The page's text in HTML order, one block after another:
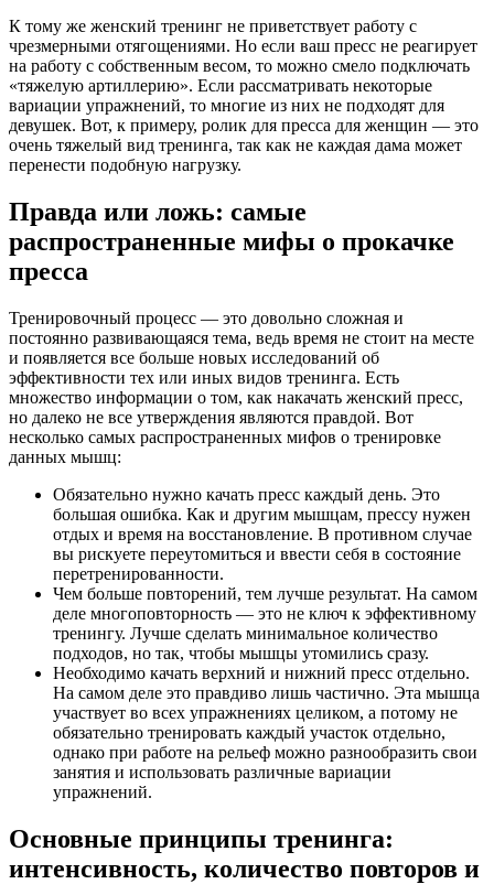
К тому же женский тренинг не приветствует работу с
чрезмерными отягощениями. Но если ваш пресс не реагирует
на работу с собственным весом, то можно смело подключать
«тяжелую артиллерию». Если рассматривать некоторые
вариации упражнений, то многие из них не подходят для
девушек. Вот, к примеру, ролик для пресса для женщин — это
очень тяжелый вид тренинга, так как не каждая дама может
перенести подобную нагрузку.
Правда или ложь: самые
распространенные мифы о прокачке
пресса
Тренировочный процесс — это довольно сложная и
постоянно развивающаяся тема, ведь время не стоит на месте
и появляется все больше новых исследований об
эффективности тех или иных видов тренинга. Есть
множество информации о том, как накачать женский пресс,
но далеко не все утверждения являются правдой. Вот
несколько самых распространенных мифов о тренировке
данных мышц:
Обязательно нужно качать пресс каждый день. Это
большая ошибка. Как и другим мышцам, прессу нужен
отдых и время на восстановление. В противном случае
вы рискуете переутомиться и ввести себя в состояние
перетренированности.
Чем больше повторений, тем лучше результат. На самом
деле многоповторность — это не ключ к эффективному
тренингу. Лучше сделать минимальное количество
подходов, но так, чтобы мышцы утомились сразу.
Необходимо качать верхний и нижний пресс отдельно.
На самом деле это правдиво лишь частично. Эта мышца
участвует во всех упражнениях целиком, а потому не
обязательно тренировать каждый участок отдельно,
однако при работе на рельеф можно разнообразить свои
занятия и использовать различные вариации
упражнений.
Основные принципы тренинга:
интенсивность, количество повторов и